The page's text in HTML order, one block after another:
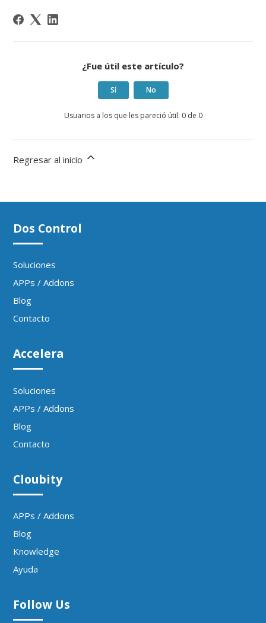
¿Fue útil este artículo?
Sí No
Usuarios a los que les pareció útil: 0 de 0
Regresar al inicio
Dos Control
Soluciones
APPs / Addons
Blog
Contacto
Accelera
Soluciones
APPs / Addons
Blog
Contacto
Cloubity
APPs / Addons
Blog
Knowledge
Ayuda
Follow Us